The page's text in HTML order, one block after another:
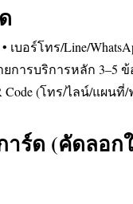
บอร์โทร/Line/
การบริการหลัก 3–5
Code (โทร/ไลน์/แผน
ร์ด (คัดลอก